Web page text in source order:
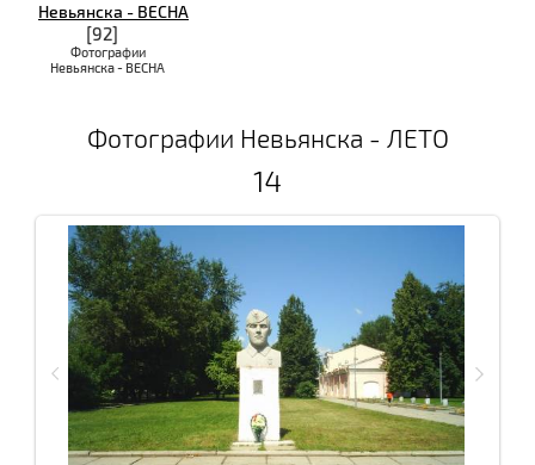
Невьянска - ВЕСНА
[92]
Фотографии
Невьянска - ВЕСНА
Фотографии Невьянска - ЛЕТО
14